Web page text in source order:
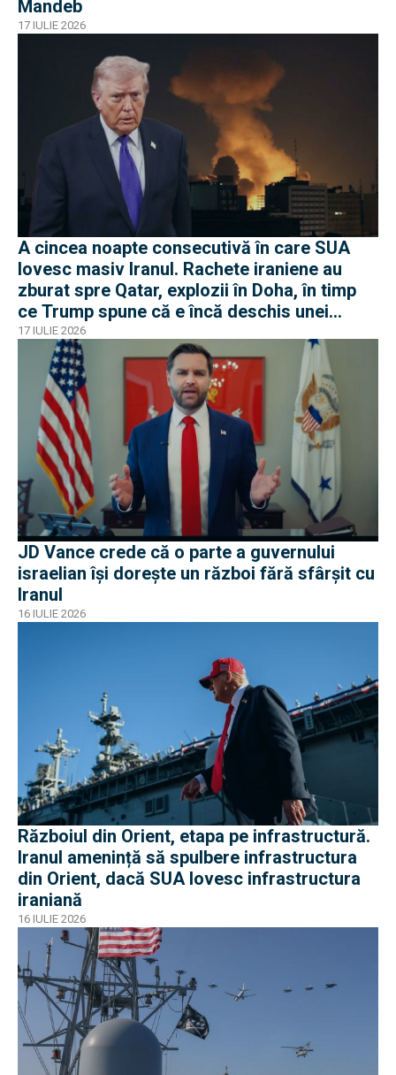
Mandeb
17 IULIE 2026
A cincea noapte consecutivă în care SUA
lovesc masiv Iranul. Rachete iraniene au
zburat spre Qatar, explozii în Doha, în timp
ce Trump spune că e încă deschis unei
soluții diplomatice
17 IULIE 2026
JD Vance crede că o parte a guvernului
israelian își dorește un război fără sfârșit cu
Iranul
16 IULIE 2026
Războiul din Orient, etapa pe infrastructură.
Iranul amenință să spulbere infrastructura
din Orient, dacă SUA lovesc infrastructura
iraniană
16 IULIE 2026